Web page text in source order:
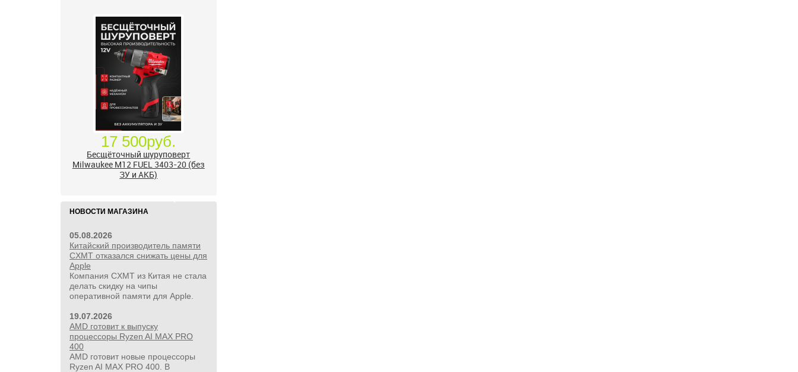
24 500руб.
УШМ болгарка Milwaukee M18
НОВОСТИ МАГАЗИНА
05.08.2026
Китайский производитель памяти
CXMT отказался снижать цены для
Apple
Компания CXMT из Китая не стала
делать скидку на чипы
оперативной памяти для Apple.
19.07.2026
AMD готовит к выпуску
процессоры Ryzen AI MAX PRO
400
AMD готовит новые процессоры
Ryzen AI MAX PRO 400. В